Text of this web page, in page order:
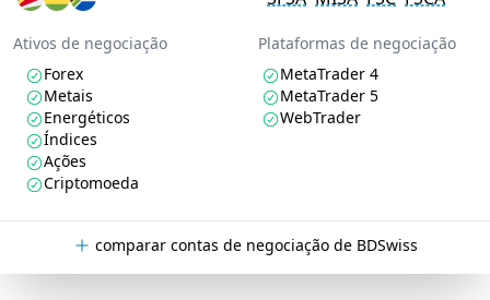
Ativos de negociação
Forex
Metais
Energéticos
Índices
Ações
Criptomoeda
Plataformas de negociação
MetaTrader 4
MetaTrader 5
WebTrader
comparar contas de negociação de BDSwiss